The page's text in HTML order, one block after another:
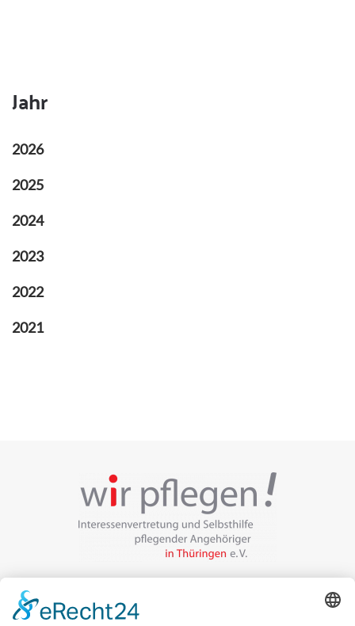
Jahr
2026
2025
2024
2023
2022
2021
Veranstalter:
wir pflegen in Thüringen e.V.